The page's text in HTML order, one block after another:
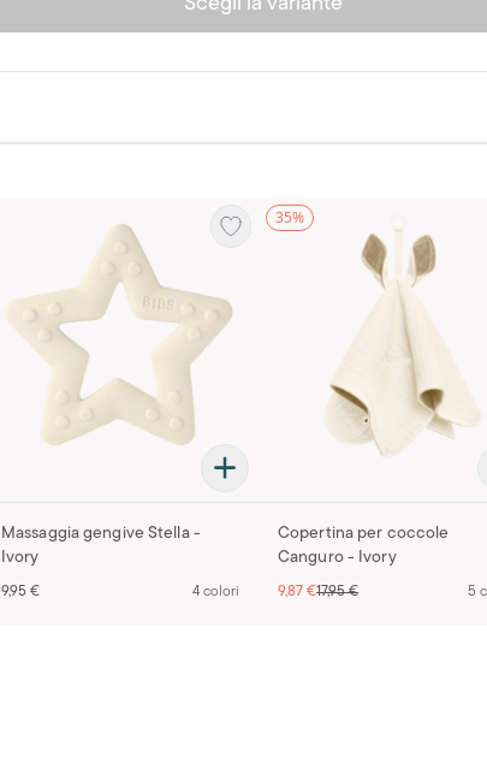
Massaggia gengive Stella -
Ivory
9,95 € 4 colori
35%
Copertina per coccole
Canguro - Ivory
9,87 €17,95 € 5